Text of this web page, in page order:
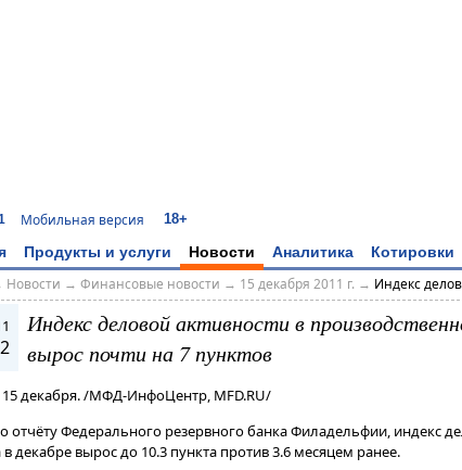
Мобильная версия 18+
Продукты и услуги Новости Аналитика Котировки
Новости → Финансовые новости → 15 декабря 2011 г. → Индекс
Индекс деловой активности в
вырос почти на 7 пунктов
декабря. /МФД-ИнфоЦентр, MFD.RU/
отчёту Федерального резервного банка Филадельфии, индекс
в декабре вырос до 10.3 пункта против 3.6 месяцем ранее.